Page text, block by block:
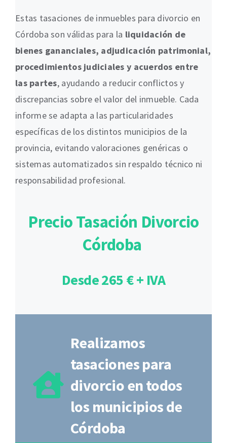
Estas tasaciones de inmuebles para divorcio en
Córdoba son válidas para la liquidación de
bienes gananciales, adjudicación patrimonial,
procedimientos judiciales y acuerdos entre
las partes, ayudando a reducir conflictos y
discrepancias sobre el valor del inmueble. Cada
informe se adapta a las particularidades
específicas de los distintos municipios de la
provincia, evitando valoraciones genéricas o
sistemas automatizados sin respaldo técnico ni
responsabilidad profesional.
Precio Tasación Divorcio
Córdoba
Desde 265 € + IVA
Realizamos
tasaciones para
divorcio en todos
los municipios de
Córdoba